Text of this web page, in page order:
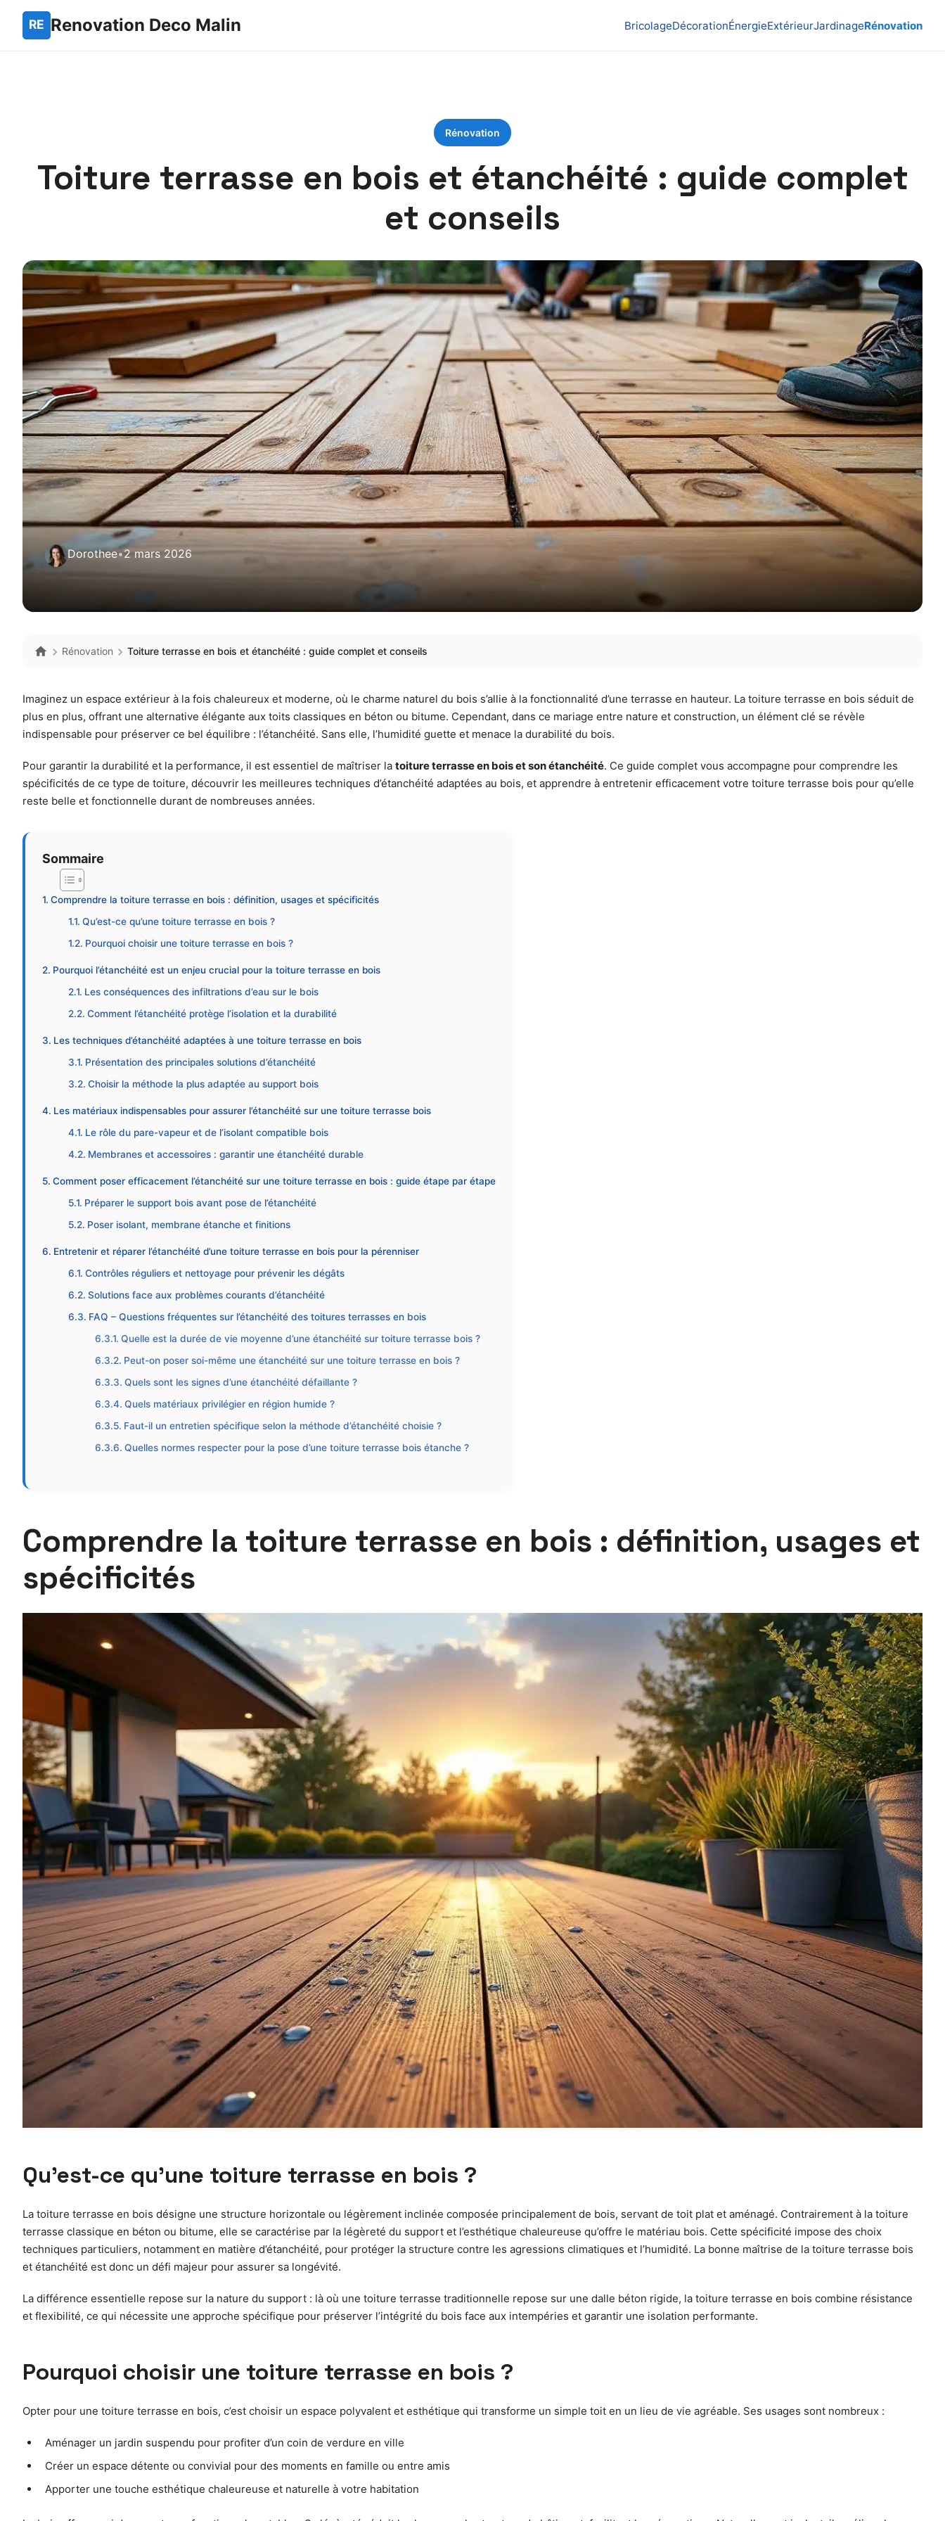
Renovation Deco Malin BricolageDécorationÉnergieExtérieurJardinageRénovation
Rénovation
Toiture terrasse en bois et étanchéité : guide complet
et conseils
Dorothee•2 mars 2026
Rénovation Toiture terrasse en bois et étanchéité : guide complet et conseils
Imaginez un espace extérieur à la fois chaleureux et moderne, où le charme naturel du bois s’allie à la fonctionnalité d’une terrasse en hauteur. La toiture terrasse en bois séduit de
plus en plus, offrant une alternative élégante aux toits classiques en béton ou bitume. Cependant, dans ce mariage entre nature et construction, un élément clé se révèle
indispensable pour préserver ce bel équilibre : l’étanchéité. Sans elle, l’humidité guette et menace la durabilité du bois.
Pour garantir la durabilité et la performance, il est essentiel de maîtriser la toiture terrasse en bois et son étanchéité. Ce guide complet vous accompagne pour comprendre les
spécificités de ce type de toiture, découvrir les meilleures techniques d’étanchéité adaptées au bois, et apprendre à entretenir efficacement votre toiture terrasse bois pour qu’elle
reste belle et fonctionnelle durant de nombreuses années.
Sommaire
Comprendre la toiture terrasse en bois : définition, usages et spécificités
Qu’est-ce qu’une toiture terrasse en bois ?
Pourquoi choisir une toiture terrasse en bois ?
Pourquoi l’étanchéité est un enjeu crucial pour la toiture terrasse en bois
Les conséquences des infiltrations d’eau sur le bois
Comment l’étanchéité protège l’isolation et la durabilité
Les techniques d’étanchéité adaptées à une toiture terrasse en bois
Présentation des principales solutions d’étanchéité
Choisir la méthode la plus adaptée au support bois
Les matériaux indispensables pour assurer l’étanchéité sur une toiture terrasse bois
Le rôle du pare-vapeur et de l’isolant compatible bois
Membranes et accessoires : garantir une étanchéité durable
Comment poser efficacement l’étanchéité sur une toiture terrasse en bois : guide étape par étape
Préparer le support bois avant pose de l’étanchéité
Poser isolant, membrane étanche et finitions
Entretenir et réparer l’étanchéité d’une toiture terrasse en bois pour la pérenniser
Contrôles réguliers et nettoyage pour prévenir les dégâts
Solutions face aux problèmes courants d’étanchéité
FAQ – Questions fréquentes sur l’étanchéité des toitures terrasses en bois
Quelle est la durée de vie moyenne d’une étanchéité sur toiture terrasse bois ?
Peut-on poser soi-même une étanchéité sur une toiture terrasse en bois ?
Quels sont les signes d’une étanchéité défaillante ?
Quels matériaux privilégier en région humide ?
Faut-il un entretien spécifique selon la méthode d’étanchéité choisie ?
Quelles normes respecter pour la pose d’une toiture terrasse bois étanche ?
Comprendre la toiture terrasse en bois : définition, usages et
spécificités
Qu’est-ce qu’une toiture terrasse en bois ?
La toiture terrasse en bois désigne une structure horizontale ou légèrement inclinée composée principalement de bois, servant de toit plat et aménagé. Contrairement à la toiture
terrasse classique en béton ou bitume, elle se caractérise par la légèreté du support et l’esthétique chaleureuse qu’offre le matériau bois. Cette spécificité impose des choix
techniques particuliers, notamment en matière d’étanchéité, pour protéger la structure contre les agressions climatiques et l’humidité. La bonne maîtrise de la toiture terrasse bois
et étanchéité est donc un défi majeur pour assurer sa longévité.
La différence essentielle repose sur la nature du support : là où une toiture terrasse traditionnelle repose sur une dalle béton rigide, la toiture terrasse en bois combine résistance
et flexibilité, ce qui nécessite une approche spécifique pour préserver l’intégrité du bois face aux intempéries et garantir une isolation performante.
Pourquoi choisir une toiture terrasse en bois ?
Opter pour une toiture terrasse en bois, c’est choisir un espace polyvalent et esthétique qui transforme un simple toit en un lieu de vie agréable. Ses usages sont nombreux :
Aménager un jardin suspendu pour profiter d’un coin de verdure en ville
Créer un espace détente ou convivial pour des moments en famille ou entre amis
Apporter une touche esthétique chaleureuse et naturelle à votre habitation